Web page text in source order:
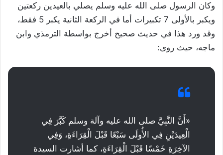
وكان الرسول صلى الله عليه وسلم يصلي بالعيدين ركعتين
ويكبر بالأولى 7 تكبيرات أما في الركعة الثانية يكبر 5 فقط،
وقد ورد هذا في حديث صحيح أخرج بواسطة الترمذي وابن
ماجه، حيث روى:
«أَنَّ النَّبِيَّ صلى الله عليه وآلة وسلم كَبَّرَ فِي
الْعِيدَيْنِ فِي الأُولَى سَبْعًا قَبْلَ الْقِرَاءَةِ، وَفِي
الآخِرَةِ خَمْسًا قَبْلَ الْقِرَاءَةِ، كما أشارت السيدة